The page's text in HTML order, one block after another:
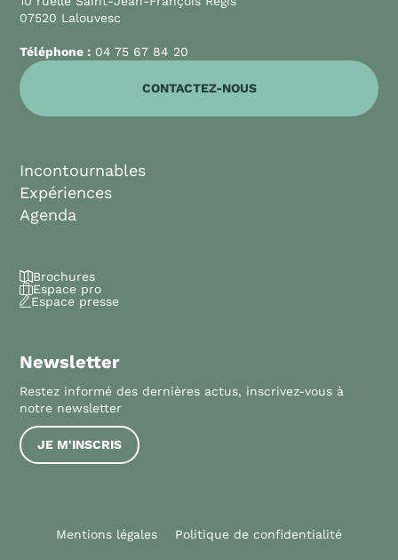
07520 Lalouvesc
Téléphone : 04 75 67 84 20
CONTACTEZ-NOUS
Incontournables
Expériences
Agenda
Brochures
Espace pro
Espace presse
Newsletter
Restez informé des dernières actus, inscrivez-vous à
notre newsletter
JE M'INSCRIS
Mentions légales Politique de confidentialité